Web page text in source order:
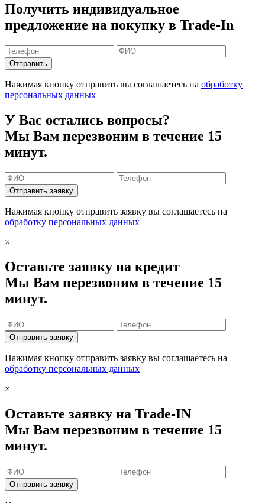
Получить индивидуальное
предложение на покупку в Trade-In
Отправить
Нажимая кнопку отправить вы соглашаетесь на обработку
персональных данных
У Вас остались вопросы?
Мы Вам перезвоним в течение 15
минут.
Отправить заявку
Нажимая кнопку отправить заявку вы соглашаетесь на
обработку персональных данных
×
Оставьте заявку на кредит
Мы Вам перезвоним в течение 15
минут.
Отправить заявку
Нажимая кнопку отправить заявку вы соглашаетесь на
обработку персональных данных
×
Оставьте заявку на Trade-IN
Мы Вам перезвоним в течение 15
минут.
Отправить заявку